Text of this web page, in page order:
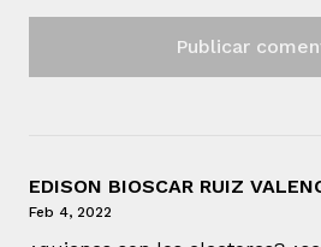
EDISON BIOSCAR RUIZ
Feb 4, 2022